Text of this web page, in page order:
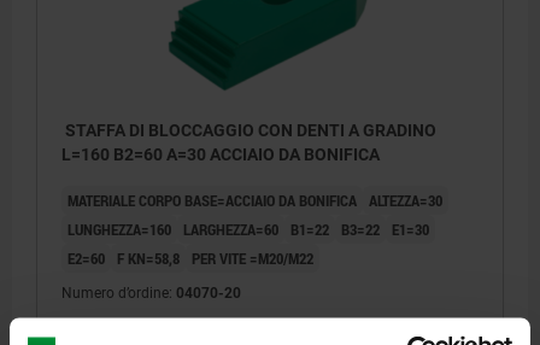
STAFFA DI BLOCCAGGIO CON DENTI A GRADINO
L=160 B2=60 A=30 ACCIAIO DA BONIFICA
MATERIALE CORPO BASE=ACCIAIO DA BONIFICA ALTEZZA=30
LUNGHEZZA=160
LARGHEZZA=60 B1=22 B3=22
E1=30
E2=60
F KN=58,8 PER VITE =M20/M22
Numero d’ordine: 04070-20